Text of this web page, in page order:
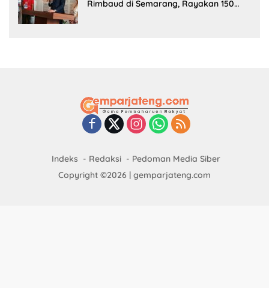
Rimbaud di Semarang, Rayakan 150
Indeks Redaksi
Pedoman Media Siber
Copyright ©2026 | gemparjateng.com